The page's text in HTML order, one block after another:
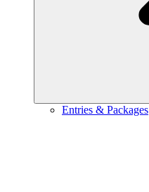
Entries & Packages